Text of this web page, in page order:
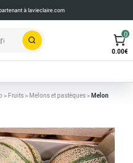
àlavieclaire.com
Rechercher
0
0.00€
> Fruits> Melons et pastèques>Melon